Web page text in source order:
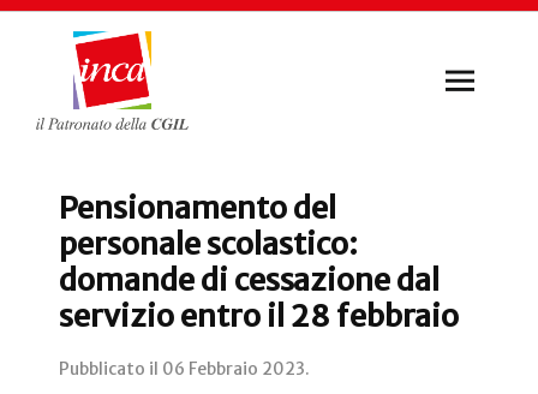
Pensionamento del
personale scolastico:
domande di cessazione dal
servizio entro il 28 febbraio
Pubblicato il 06 Febbraio 2023.